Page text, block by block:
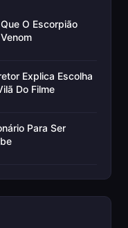
O Escorpião
Explica Escolha
Do Filme
Para Ser